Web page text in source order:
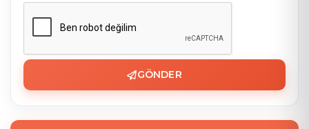
GÖNDER